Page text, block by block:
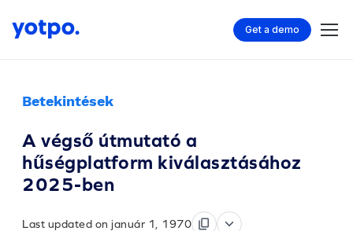
Get a demo
Betekintések
A végső útmutató a
hűségplatform kiválasztásához
2025-ben
Last updated on január 1, 1970